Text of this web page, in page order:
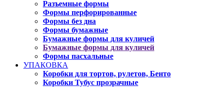
Разъемные формы
Формы перфорированные
Формы без дна
Формы бумажные
Бумажные формы для куличей
Бумажные формы для куличей
Формы пасхальные
УПАКОВКА
Коробки для тортов, рулетов, Бенто
Коробки Тубус прозрачные